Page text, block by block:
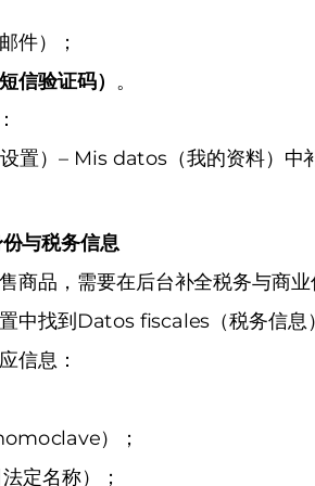
件）；
信验证码） 。
置）– Mis datos（我的资料）中
与税务信息
商品，需要在后台补全税务与商业
中找到Datos fiscales（税务信息
信息：
）；
定名称）；